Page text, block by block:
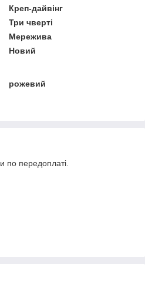
Креп-дайвінг
Три чверті
Мережива
Новий
рожевий
по передоплаті.